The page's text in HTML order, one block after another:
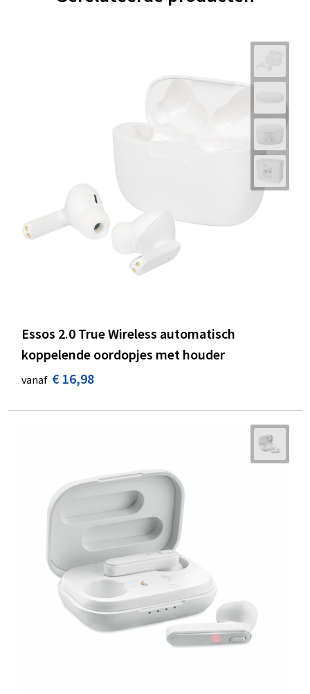
Essos 2.0 True Wireless automatisch
koppelende oordopjes met houder
vanaf € 16,98